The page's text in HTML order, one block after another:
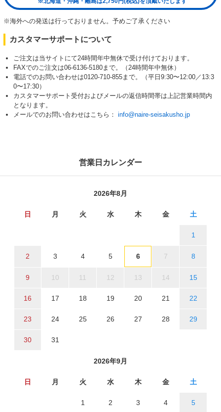
※海外への発送は行っておりません。予めご了承ください
カスタマーサポートについて
ご注文は当サイトにて24時間年中無休で受け付けております。
FAXでのご注文は06-6136-5180まで。（24時間年中無休）
電話でのお問い合わせは0120-710-855まで。（平日9:30〜12:00／13:3
0〜17:30）
カスタマーサポート受付およびメールの返信時間帯は上記営業時間内
となります。
メールでのお問い合わせはこちら： info@naire-seisakusho.jp
営業日カレンダー
2026年8月
日 月 火 水 木 金 土
1
2 3 4 5 6 7 8
9 10 11 12 13 14 15
16 17 18 19 20 21 22
23 24 25 26 27 28 29
30 31
2026年9月
日 月 火 水 木 金 土
1 2 3 4 5